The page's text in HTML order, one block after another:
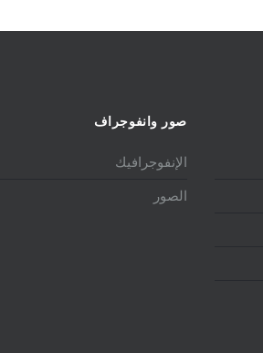
صور وانفوجراف
الإنفوجرافيك
الصور